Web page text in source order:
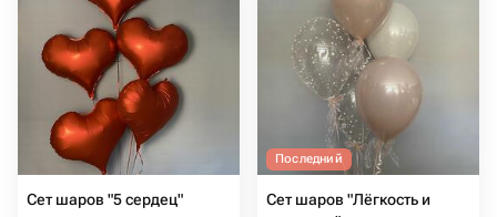
Сет шаров "5 сердец"
Последний
Сет шаров "Лёгкость и